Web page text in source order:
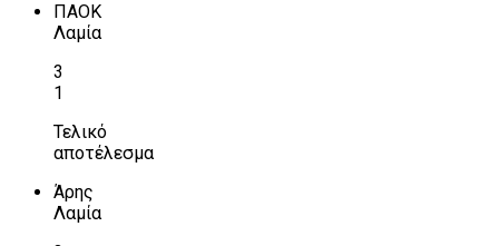
ΠΑΟΚ
Λαμία
3
1
Τελικό
αποτέλεσμα
Άρης
Λαμία